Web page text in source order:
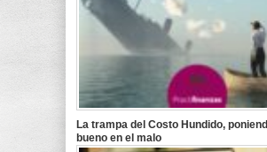
La trampa del Costo Hundido,
bueno en el malo